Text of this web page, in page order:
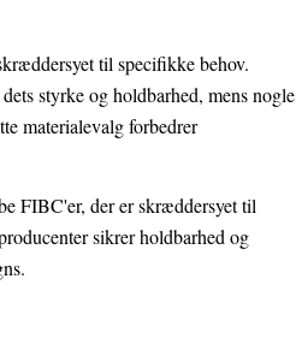
til specifikke behov.
styrke og holdbarhed, mens nogle
materialevalg forbedrer
FIBC'er, der er skræddersyet til
sikrer holdbarhed og